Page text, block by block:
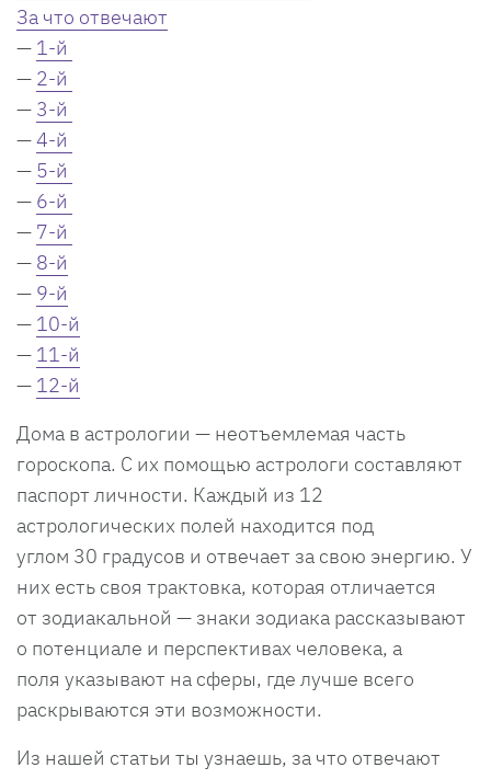
За что отвечают
— 1-й
— 2-й
— 3-й
—4-й
— 5-й
— 6-й
— 7-й
— 8-й
— 9-й
— 10-й
— 11-й
— 12-й
Дома в астрологии — неотъемлемая часть
гороскопа. С их помощью астрологи составляют
паспорт личности. Каждый из 12
астрологических полей находится под
углом 30 градусов и отвечает за свою энергию. У
них есть своя трактовка, которая отличается
от зодиакальной — знаки зодиака рассказывают
о потенциале и перспективах человека, а
поля указывают на сферы, где лучше всего
раскрываются эти возможности.
Из нашей статьи ты узнаешь, за что отвечают